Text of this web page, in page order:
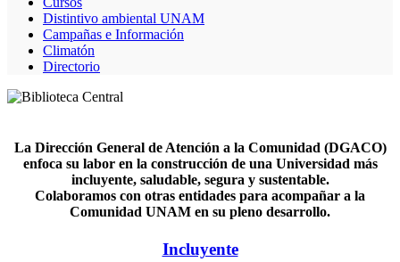
Distintivo ambiental UNAM
Campañas e Información
Climatón
Directorio
La Dirección General de Atención a la Comunidad (DGACO)
enfoca su labor en la construcción de una Universidad más
incluyente, saludable, segura y sustentable.
Colaboramos con otras entidades para acompañar a la
Comunidad UNAM en su pleno desarrollo.
Incluyente